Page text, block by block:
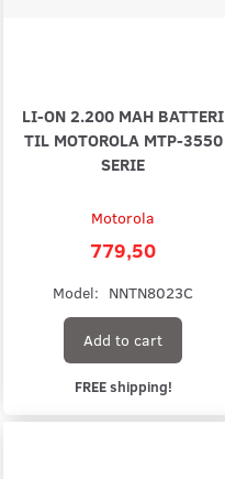
LI-ON 2.200 MAH BATTERI
TIL MOTOROLA MTP-3550
SERIE
Motorola
779,50
Model: NNTN8023C
Add to cart
FREE shipping!